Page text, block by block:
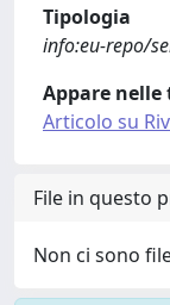
Tipologia
info:eu-repo/
Appare nelle
Articolo su
File in questo
Non ci sono